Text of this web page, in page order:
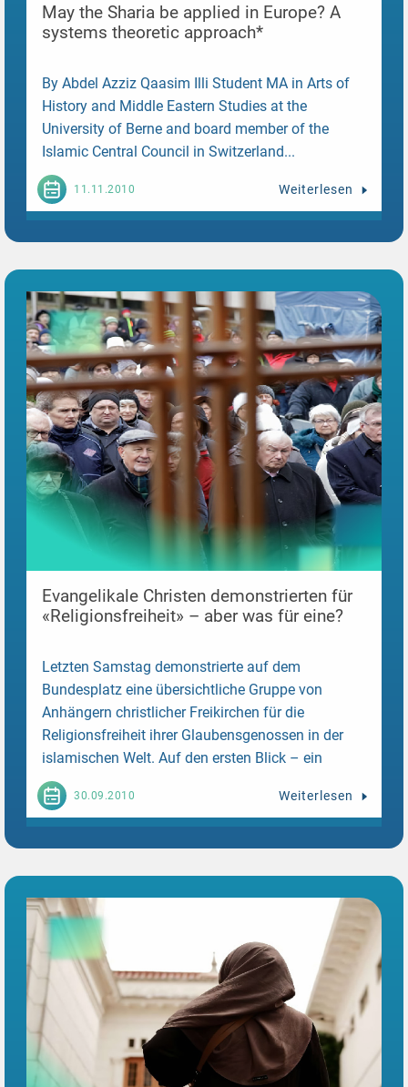
May the Sharia be applied in Europe? A
systems theoretic approach*
By Abdel Azziz Qaasim Illi Student MA in Arts of
History and Middle Eastern Studies at the
University of Berne and board member of the
Islamic Central Council in Switzerland...
11.11.2010 Weiterlesen
Evangelikale Christen demonstrierten für
«Religionsfreiheit» – aber was für eine?
Letzten Samstag demonstrierte auf dem
Bundesplatz eine übersichtliche Gruppe von
Anhängern christlicher Freikirchen für die
Religionsfreiheit ihrer Glaubensgenossen in der
islamischen Welt. Auf den ersten Blick – ein
legitimes Anliegen....
30.09.2010 Weiterlesen